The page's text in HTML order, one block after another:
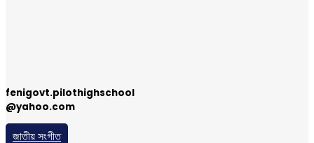
fenigovt.pilothighschool
@yahoo.com
জাতীয় সংগীত